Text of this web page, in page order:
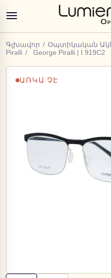
Գլխավոր / Օպտիկական
Piralli / George Piralli | I 919C2
ԱՌԿԱ ՉԷ